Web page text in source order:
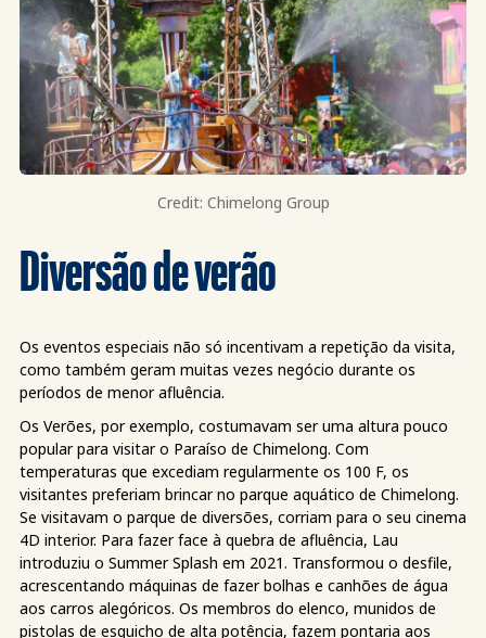
Credit: Chimelong Group
Diversão de verão
Os eventos especiais não só incentivam a repetição da visita,
como também geram muitas vezes negócio durante os
períodos de menor afluência.
Os Verões, por exemplo, costumavam ser uma altura pouco
popular para visitar o Paraíso de Chimelong. Com
temperaturas que excediam regularmente os 100 F, os
visitantes preferiam brincar no parque aquático de Chimelong.
Se visitavam o parque de diversões, corriam para o seu cinema
4D interior. Para fazer face à quebra de afluência, Lau
introduziu o Summer Splash em 2021. Transformou o desfile,
acrescentando máquinas de fazer bolhas e canhões de água
aos carros alegóricos. Os membros do elenco, munidos de
pistolas de esguicho de alta potência, fazem pontaria aos